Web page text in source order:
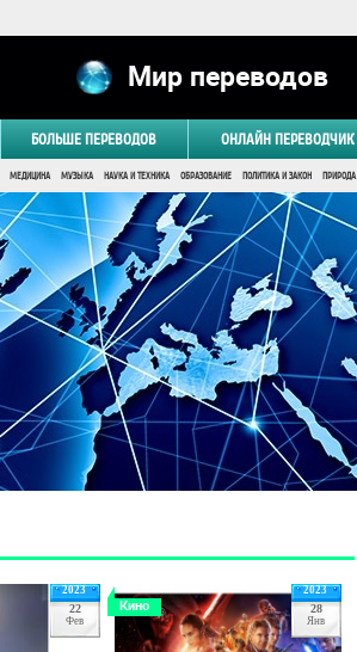
Мир переводов
БОЛЬШЕ ПЕРЕВОДОВ ОНЛАЙН ПЕРЕВОДЧИК
МЕДИЦИНА МУЗЫКА НАУКА И ТЕХНИКА ОБРАЗОВАНИЕ ПОЛИТИКА И ЗАКОН ПРИРОДА
2023
22
Фев
2023
28
Янв
Кино